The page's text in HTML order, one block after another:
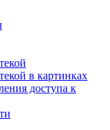
в картинках
доступа к